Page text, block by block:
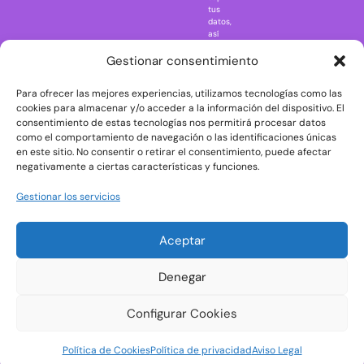
Gestionar consentimiento
Para ofrecer las mejores experiencias, utilizamos tecnologías como las
cookies para almacenar y/o acceder a la información del dispositivo. El
consentimiento de estas tecnologías nos permitirá procesar datos
como el comportamiento de navegación o las identificaciones únicas
en este sitio. No consentir o retirar el consentimiento, puede afectar
negativamente a ciertas características y funciones.
Gestionar los servicios
Aceptar
Denegar
Configurar Cookies
Política de CookiesPolítica de privacidadAviso Legal
Rick and
The Big Bang
Theory
The Blues
Brothers
The
The Shining
Derry
tus
datos,
así
ejercer
consultando
la
información
adicional
y
detallada
sobre